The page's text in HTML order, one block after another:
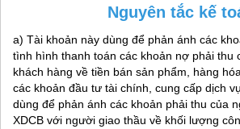
Nguyên tắc kế
a) Tài khoản này dùng để phản ánh các
tình hình thanh toán các khoản nợ phải thu
khách hàng về tiền bán sản phẩm, hàng
các khoản đầu tư tài chính, cung cấp dịch
dùng để phản ánh các khoản phải thu của
XDCB với người giao thầu về khối lượng